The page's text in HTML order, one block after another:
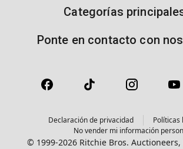
Categorías
Ponte en contacto con
Declaración de privacidad
Políticas
No vender mi información
© 1999-2026 Ritchie Bros. Auctioneers,